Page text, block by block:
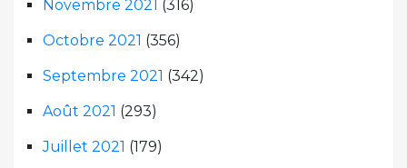
Novembre 2021 (316)
Octobre 2021 (356)
Septembre 2021 (342)
Août 2021 (293)
Juillet 2021 (179)